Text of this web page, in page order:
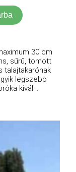
30 cm
sűrű, tömött
talajtakarónak
legszebb
kivál ...